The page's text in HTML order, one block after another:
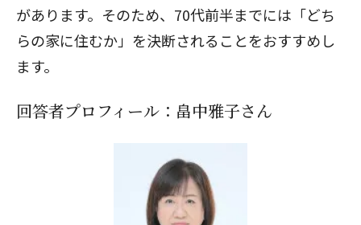
があります。そのため、70代前半までには「どち
らの家に住むか」を決断されることをおすすめし
ます。
回答者プロフィール：畠中雅子さん